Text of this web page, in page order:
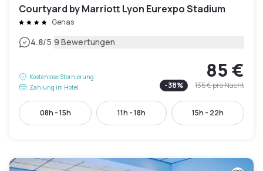
Courtyard by Marriott Lyon Eurexpo Stadium
Genas
4.8/5|9 Bewertungen
Kostenlose Stornierung
Zahlung im Hotel
85 €
-38% 135 €pro Nacht
08h - 15h 11h - 18h 15h - 22h